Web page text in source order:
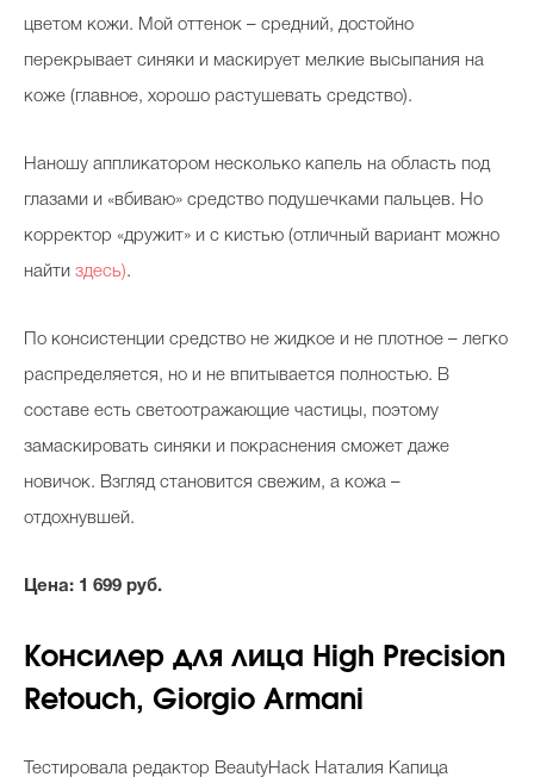
цветом кожи. Мой оттенок – средний, достойно
перекрывает синяки и маскирует мелкие высыпания на
коже (главное, хорошо растушевать средство).
Наношу аппликатором несколько капель на область под
глазами и «вбиваю» средство подушечками пальцев. Но
корректор «дружит» и с кистью (отличный вариант можно
найти здесь).
По консистенции средство не жидкое и не плотное – легко
распределяется, но и не впитывается полностью. В
составе есть светоотражающие частицы, поэтому
замаскировать синяки и покраснения сможет даже
новичок. Взгляд становится свежим, а кожа –
отдохнувшей.
Цена: 1 699 руб.
Консилер для лица High Precision
Retouch, Giorgio Armani
Тестировала редактор BeautyHack Наталия Капица